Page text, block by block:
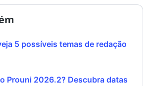
5 possíveis temas de redação
Prouni 2026.2? Descubra datas